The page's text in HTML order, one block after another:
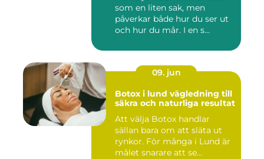
som en liten sak, men
påverkar både hur du ser ut
och hur du mår. I en s...
09. jun
Botox i lund vägledning till
säkra och naturliga resultat
Att välja Botox handlar
sällan bara om att släta ut
rynkor. För många i Lund är
målet snarare att se...